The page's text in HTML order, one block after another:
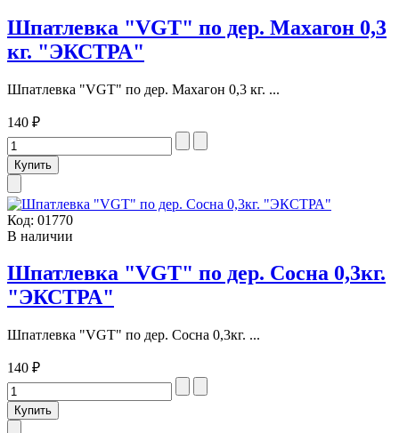
Шпатлевка "VGT" по дер. Махагон 0,3
кг. "ЭКСТРА"
Шпатлевка "VGT" по дер. Махагон 0,3 кг. ...
140 ₽
Код: 01770
В наличии
Шпатлевка "VGT" по дер. Сосна 0,3кг.
"ЭКСТРА"
Шпатлевка "VGT" по дер. Сосна 0,3кг. ...
140 ₽